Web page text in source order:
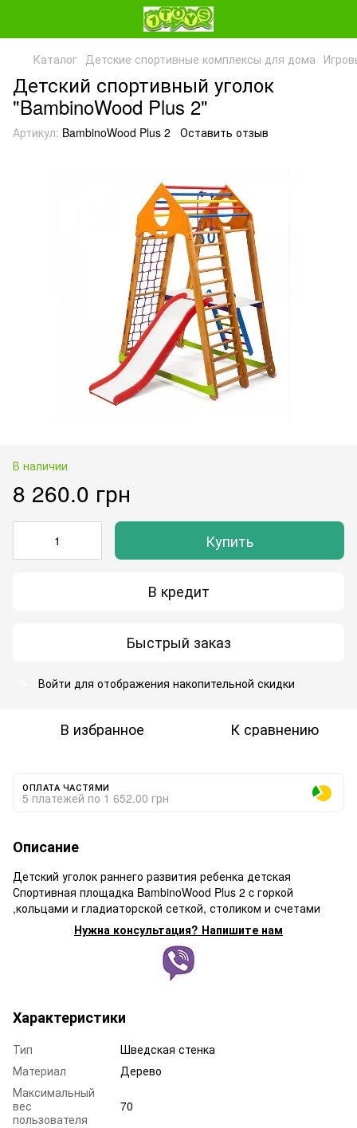
Каталог Детские спортивные комплексы для дома
Детский спортивный уголок
"BambinoWood Plus 2"
Артикул: BambinoWood Plus 2 Оставить отзыв
В наличии
8 260.0 грн
Купить
В кредит
Быстрый заказ
Войти для отображения накопительной скидки
В избранное К сравнению
ОПЛАТА ЧАСТЯМИ
5 платежей по 1 652.00 грн
Описание
Детский уголок раннего развития ребенка детская
Спортивная площадка BambinoWood Plus 2 c горкой
,кольцами и гладиаторской сеткой, столиком и счетами
Нужна консультация? Напишите нам
Характеристики
Тип
Шведская стенка
Материал
Дерево
Максимальный
вес
пользователя
70